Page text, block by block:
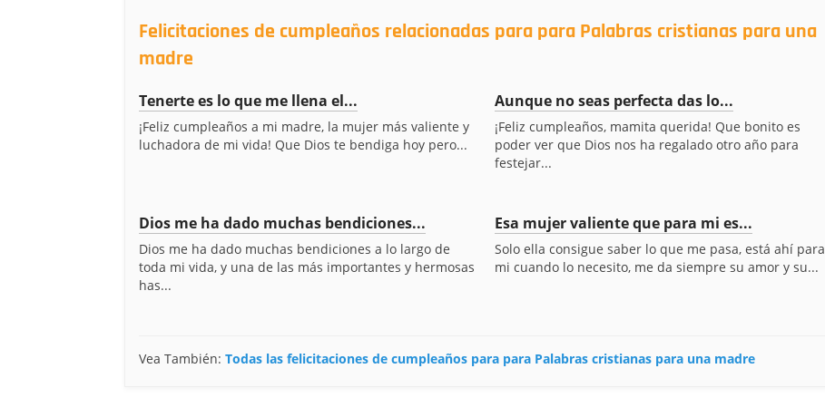
Felicitaciones de cumpleaños relacionadas para para Palabras cristianas para una
madre
Tenerte es lo que me llena el...
¡Feliz cumpleaños a mi madre, la mujer más valiente y
luchadora de mi vida! Que Dios te bendiga hoy pero...
Aunque no seas perfecta das lo...
¡Feliz cumpleaños, mamita querida! Que bonito es
poder ver que Dios nos ha regalado otro año para
festejar...
Dios me ha dado muchas bendiciones...
Dios me ha dado muchas bendiciones a lo largo de
toda mi vida, y una de las más importantes y hermosas
has...
Esa mujer valiente que para mi es...
Solo ella consigue saber lo que me pasa, está ahí para
mi cuando lo necesito, me da siempre su amor y su...
Vea También: Todas las felicitaciones de cumpleaños para para Palabras cristianas para una madre